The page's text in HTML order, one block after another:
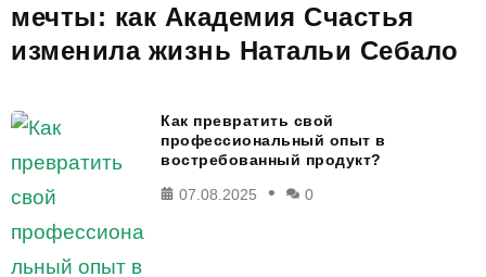
мечты: как Академия Счастья
изменила жизнь Натальи Себало
Как превратить свой
профессиональный опыт в
востребованный продукт?
07.08.2025
0